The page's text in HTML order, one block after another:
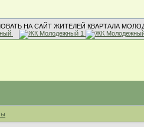
НА САЙТ ЖИТЕЛЕЙ КВАРТАЛА